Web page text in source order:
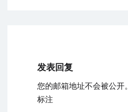
发表回复
您的邮箱地址不会被公开。
标注